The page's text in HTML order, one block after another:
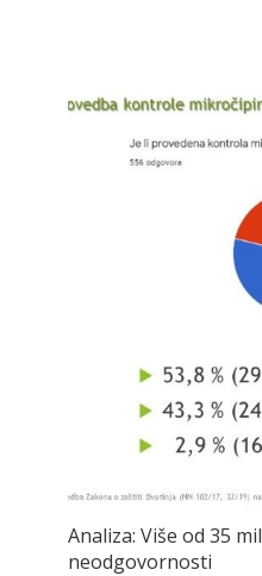
Analiza: Više od 35
neodgovornosti